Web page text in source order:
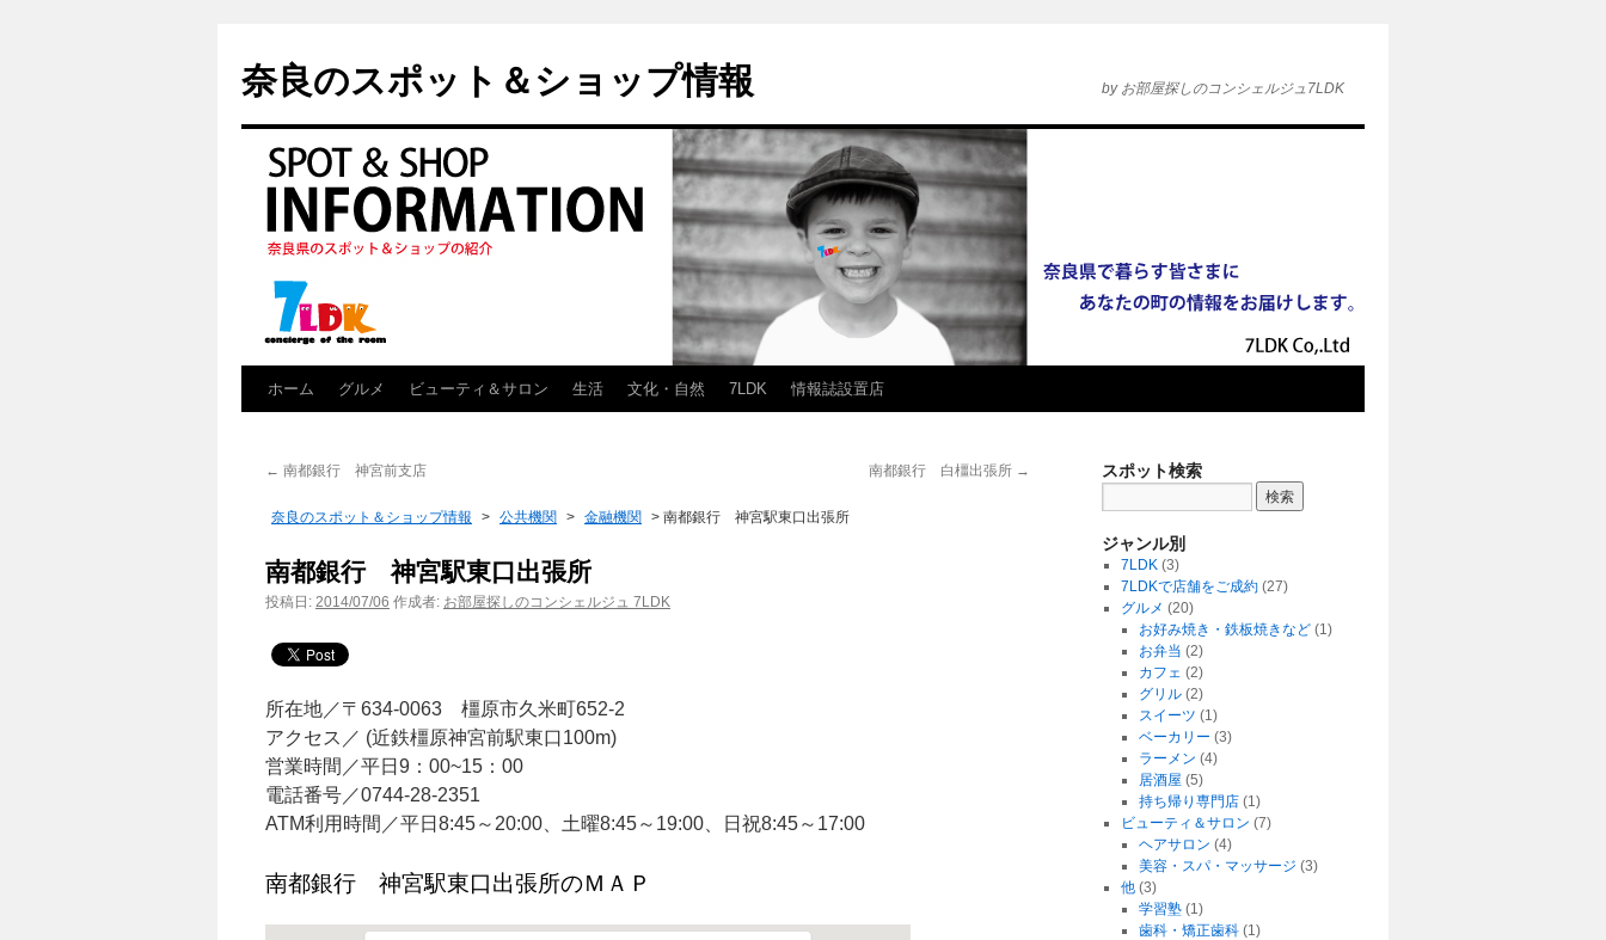
奈良のスポット＆ショップ情報 by お部屋探しのコンシェルジュ7LDK
ホーム グルメ ビューティ＆サロン 生活 文化・自然 7LDK 情報誌設置店
← 南都銀行 神宮前支店 南都銀行 白橿出張所 →
奈良のスポット＆ショップ情報 > 公共機関 > 金融機関 > 南都銀行 神宮駅東口出張所
南都銀行 神宮駅東口出張所
投稿日: 2014/07/06 作成者: お部屋探しのコンシェルジュ 7LDK
所在地／〒634-0063 橿原市久米町652-2
アクセス／ (近鉄橿原神宮前駅東口100m)
営業時間／平日9：00~15：00
電話番号／0744-28-2351
ATM利用時間／平日8:45～20:00、土曜8:45～19:00、日祝8:45～17:00
南都銀行 神宮駅東口出張所のＭＡＰ
スポット検索
ジャンル別
7LDK(3)
7LDKで店舗をご成約(27)
グルメ (20)
お好み焼き・鉄板焼きなど (1)
お弁当 (2)
カフェ (2)
グリル (2)
スイーツ (1)
ベーカリー (3)
ラーメン (4)
居酒屋 (5)
持ち帰り専門店 (1)
ビューティ＆サロン (7)
ヘアサロン (4)
美容・スパ・マッサージ (3)
他(3)
学習塾 (1)
歯科・矯正歯科 (1)